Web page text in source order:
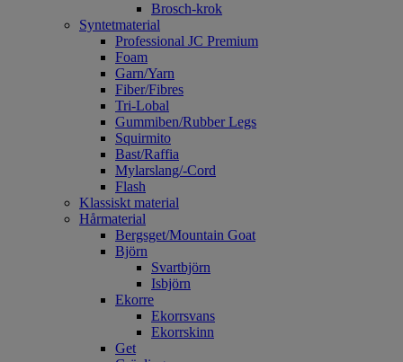
Brosch-krok
Syntetmaterial
Professional JC Premium
Foam
Garn/Yarn
Fiber/Fibres
Tri-Lobal
Gummiben/Rubber Legs
Squirmito
Bast/Raffia
Mylarslang/-Cord
Flash
Klassiskt material
Hårmaterial
Bergsget/Mountain Goat
Björn
Svartbjörn
Isbjörn
Ekorre
Ekorrsvans
Ekorrskinn
Get